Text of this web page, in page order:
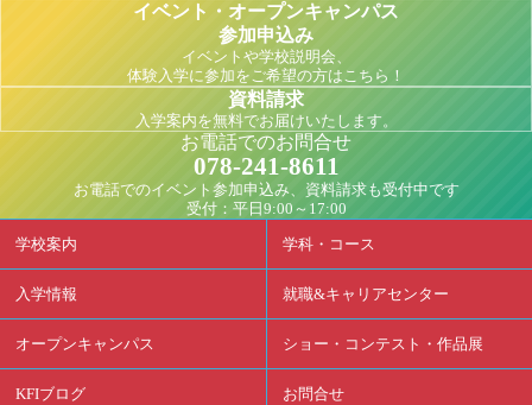
イベント・オープンキャンパス
参加申込み
イベントや学校説明会、
体験入学に参加をご希望の方はこちら！
資料請求
入学案内を無料でお届けいたします。
お電話でのお問合せ
078-241-8611
お電話でのイベント参加申込み、資料請求も受付中です
受付：平日9:00～17:00
学校案内 学科・コース
入学情報 就職&キャリアセンター
オープンキャンパス ショー・コンテスト・作品展
KFIブログ お問合せ